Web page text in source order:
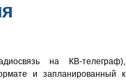
на КВ-телеграф),
и запланированный к